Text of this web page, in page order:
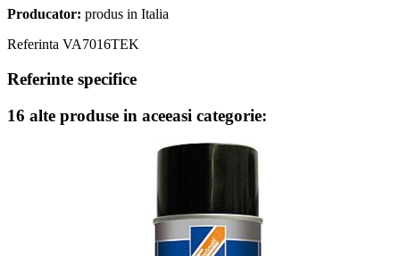
Producator: produs in Italia
Referinta VA7016TEK
Referinte specifice
16 alte produse in aceeasi categorie: